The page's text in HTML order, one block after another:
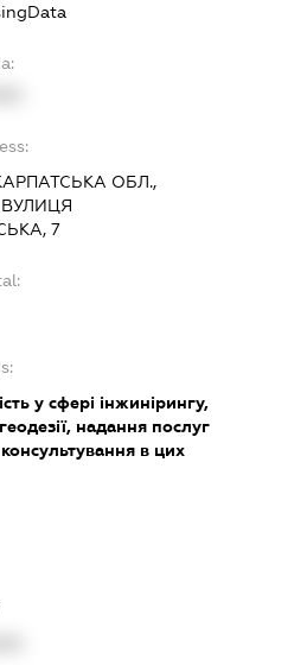
ОБЛ.,
7
у сфері інжинірингу,
надання послуг
в цих